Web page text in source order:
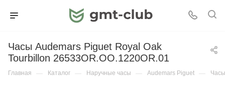
Часы Audemars Piguet Royal Oak
Tourbillon 26533OR.OO.1220OR.01
Главная — Каталог — Наручные часы — Audemars Piguet —